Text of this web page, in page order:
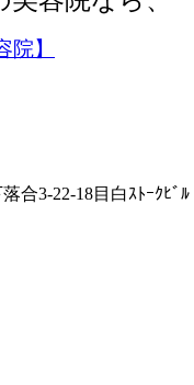
院】
合3-22-18目白ｽﾄｰｸﾋﾞﾙ